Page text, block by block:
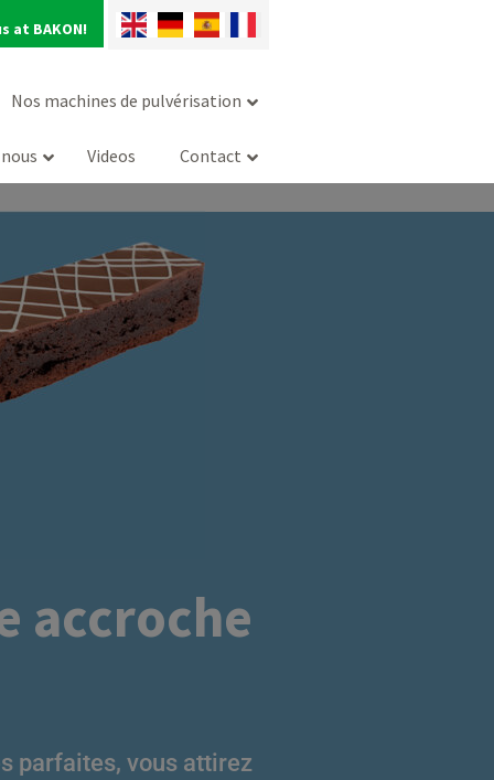
at BAKON!
Ligne de graissage et dépose
Ligne de Dépôt
Machines de dépose et coupe
Nos machines de pulvérisation
Videos Contact
accroche
parfaites, vous attirez